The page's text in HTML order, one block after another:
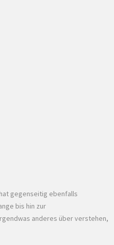
gegenseitig ebenfalls
bis hin zur
anderes über verstehen,